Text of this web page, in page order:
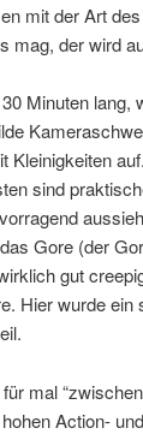
mit der Art
mag, der wird
Minuten
Kleinigkeiten
sind
Gore (der
gut
Hier wurde
mal
Action-